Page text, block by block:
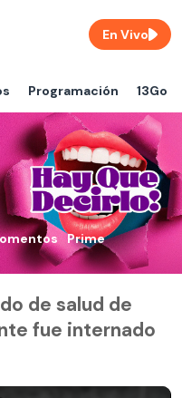
Programación 13Go
En Vivo
Prime
de salud de
fue internado